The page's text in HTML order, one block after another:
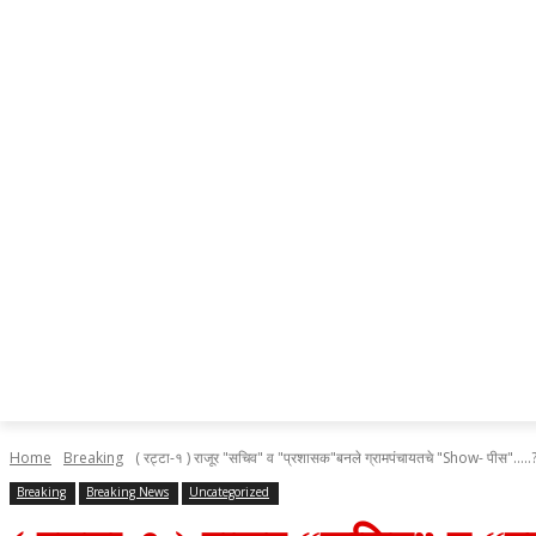
Home Breaking ( रट्टा-१ ) राजूर "सचिव" व "प्रशासक"बनले ग्रामपंचायतचे "Show- पीस".....?
Breaking Breaking News Uncategorized